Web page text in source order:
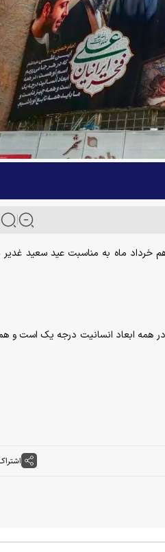
خرداد ماه به مناسبت عید سعید
در همه ابعاد انسانیت درجه یک است و